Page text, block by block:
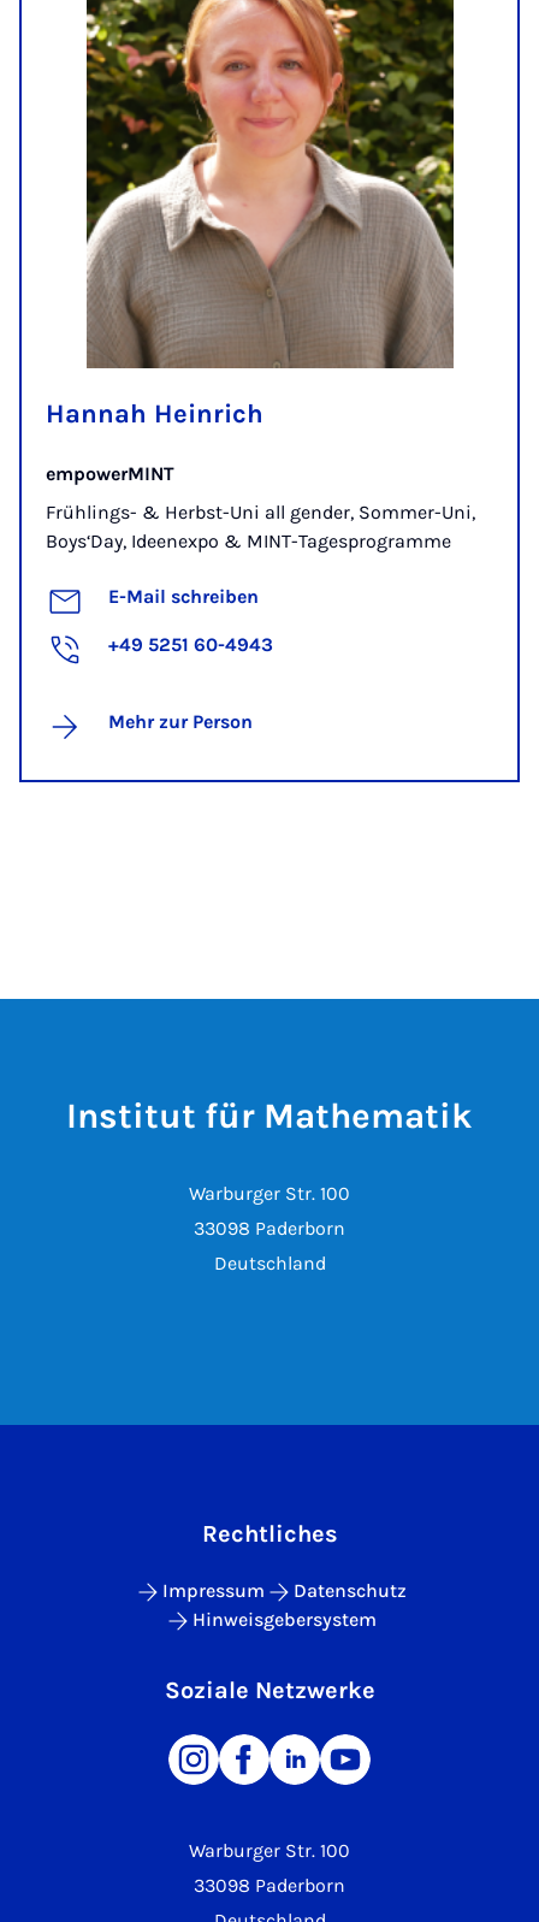
Hannah Heinrich
empowerMINT
Frühlings- & Herbst-Uni all gender, Sommer-Uni,
Boys‘Day, Ideenexpo & MINT-Tagesprogramme
E-Mail schreiben
+49 5251 60-4943
Mehr zur Person
Institut für Mathematik
Warburger Str. 100
33098 Paderborn
Deutschland
Warburger Str. 100
33098 Paderborn
Rechtliches
Impressum
Datenschutz
Hinweisgebersystem
Soziale Netzwerke